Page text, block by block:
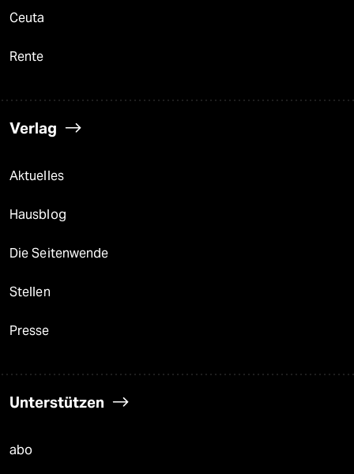
Ceuta
Rente
Verlag
Aktuelles
Hausblog
Die Seitenwende
Stellen
Presse
Unterstützen
abo